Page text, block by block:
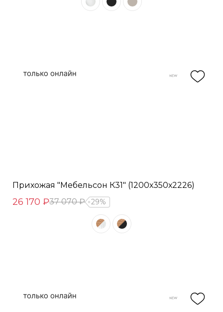
Прихожая "Мебельсон К31" (1200х350х2226)
26 170 ₽37 070 ₽ 29%